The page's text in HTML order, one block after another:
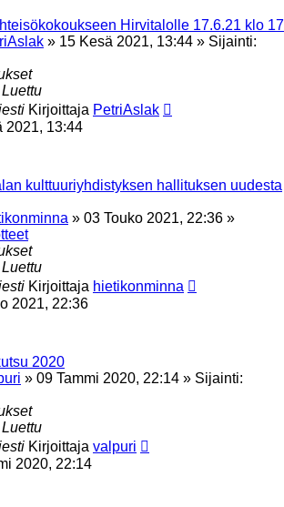
Hirvitalolle 17.6.21 klo 17
» 15 Kesä 2021, 13:44 » Sijainti:
Luettu
Kirjoittaja PetriAslak
2021, 13:44
kulttuuriyhdistyksen hallituksen uudesta
» 03 Touko 2021, 22:36 »
Luettu
Kirjoittaja hietikonminna
2021, 22:36
2020
» 09 Tammi 2020, 22:14 » Sijainti:
Luettu
Kirjoittaja valpuri
2020, 22:14